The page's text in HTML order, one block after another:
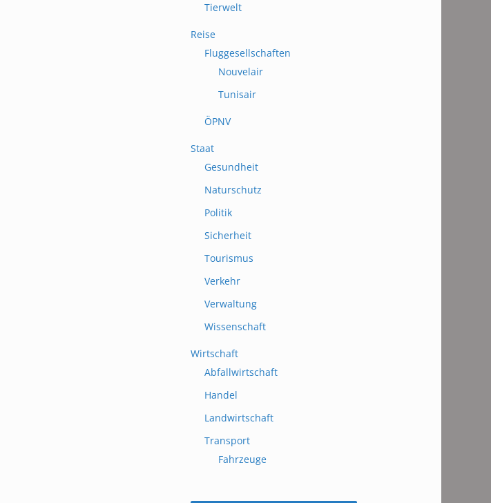
Tierwelt
Reise
Fluggesellschaften
Nouvelair
Tunisair
ÖPNV
Staat
Gesundheit
Naturschutz
Politik
Sicherheit
Tourismus
Verkehr
Verwaltung
Wissenschaft
Wirtschaft
Abfallwirtschaft
Handel
Landwirtschaft
Transport
Fahrzeuge